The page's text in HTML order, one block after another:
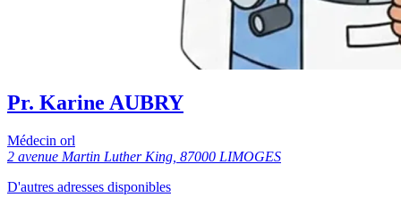
Pr. Karine AUBRY
Médecin orl
2 avenue Martin Luther King, 87000 LIMOGES
D'autres adresses disponibles